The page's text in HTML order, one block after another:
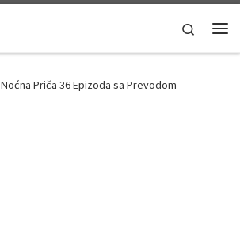
Search
Noćna Priča 36 Epizoda sa Prevodom